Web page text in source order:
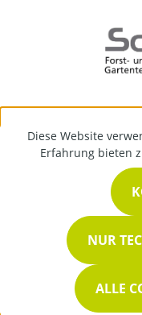
Diese Website
Erfahrung bieten
NUR
ALLE